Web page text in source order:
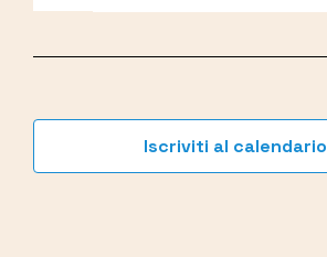
Iscriviti al calendario